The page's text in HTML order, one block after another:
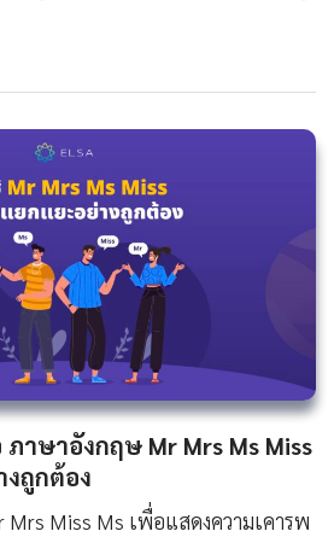
าษาอังกฤษ Mr Mrs Ms Miss
งถูกต้อง
Miss Ms เพื่อแสดงความเคารพ